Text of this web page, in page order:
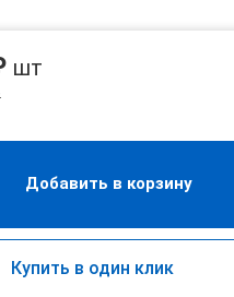
шт
Добавить в корзину
Купить в один клик